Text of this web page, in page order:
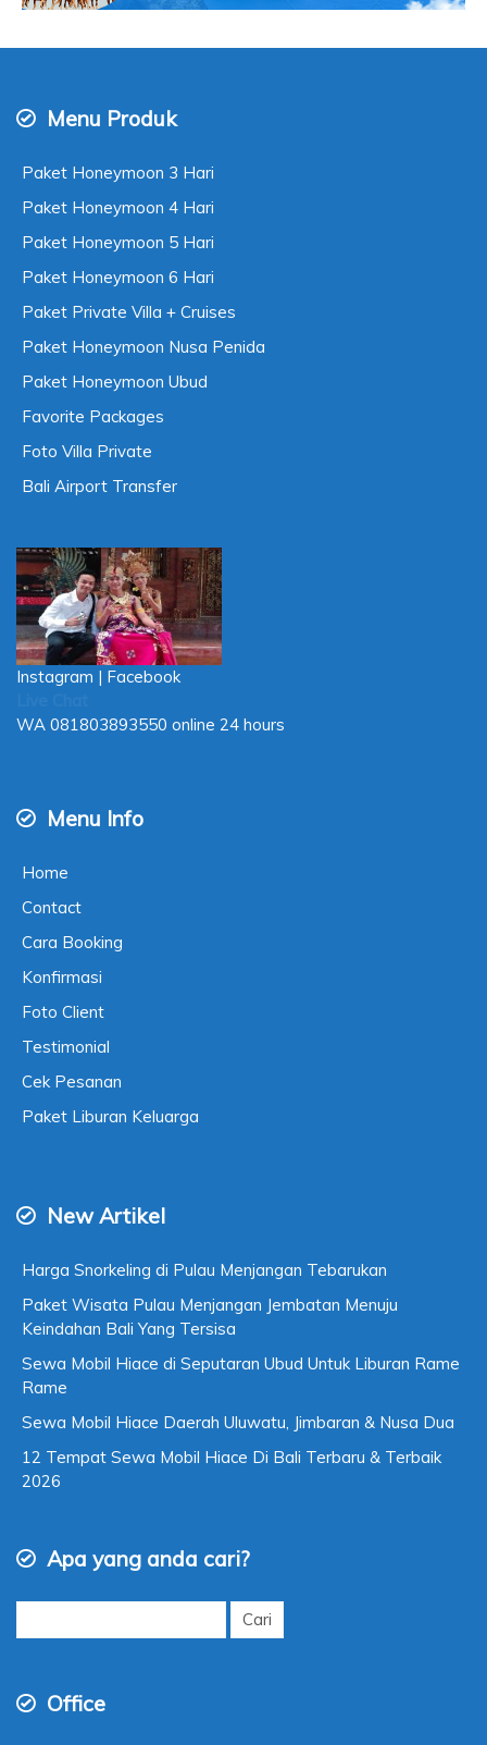
Menu Produk
Paket Honeymoon 3 Hari
Paket Honeymoon 4 Hari
Paket Honeymoon 5 Hari
Paket Honeymoon 6 Hari
Paket Private Villa + Cruises
Paket Honeymoon Nusa Penida
Paket Honeymoon Ubud
Favorite Packages
Foto Villa Private
Bali Airport Transfer
Instagram | Facebook
WA 081803893550 online 24 hours
Menu Info
Home
Contact
Cara Booking
Konfirmasi
Foto Client
Testimonial
Cek Pesanan
Paket Liburan Keluarga
New Artikel
Harga Snorkeling di Pulau Menjangan Tebarukan
Paket Wisata Pulau Menjangan Jembatan Menuju
Keindahan Bali Yang Tersisa
Sewa Mobil Hiace di Seputaran Ubud Untuk Liburan Rame
Rame
Sewa Mobil Hiace Daerah Uluwatu, Jimbaran & Nusa Dua
12 Tempat Sewa Mobil Hiace Di Bali Terbaru & Terbaik
2026
Apa yang anda cari?
Cari
Office